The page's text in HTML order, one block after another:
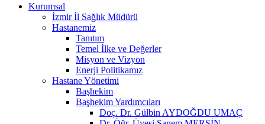
Kurumsal
İzmir İl Sağlık Müdürü
Hastanemiz
Tanıtım
Temel İlke ve Değerler
Misyon ve Vizyon
Enerji Politikamız
Hastane Yönetimi
Başhekim
Başhekim Yardımcıları
Doç. Dr. Gülbin AYDOĞDU UMAÇ